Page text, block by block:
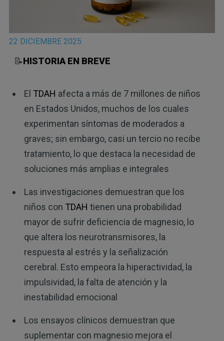
22 DICIEMBRE 2025
📝HISTORIA EN BREVE
El TDAH afecta a más de 7 millones de niños
en Estados Unidos, muchos de los cuales
experimentan síntomas de moderados a
graves; sin embargo, casi un tercio no recibe
tratamiento, lo que destaca la necesidad de
soluciones más amplias e integrales
Las investigaciones demuestran que los
niños con TDAH tienen una probabilidad
mayor de sufrir deficiencia de magnesio, lo
que altera los neurotransmisores, la
respuesta al estrés y la señalización
cerebral. Esto empeora la hiperactividad, la
impulsividad, la falta de atención y la
inestabilidad emocional
Los ensayos clínicos demuestran que
suplementar con magnesio mejora el